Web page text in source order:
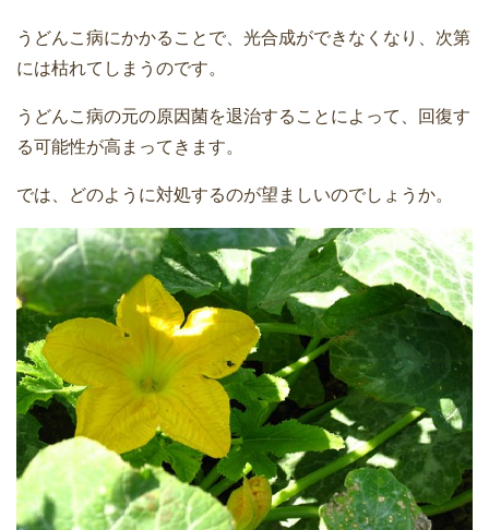
うどんこ病にかかることで、光合成ができなくなり、次第
には枯れてしまうのです。
うどんこ病の元の原因菌を退治することによって、回復す
る可能性が高まってきます。
では、どのように対処するのが望ましいのでしょうか。